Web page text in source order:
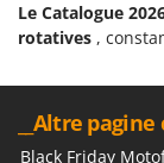
Le Catalogue
rotatives ,
__Altre
Black Friday